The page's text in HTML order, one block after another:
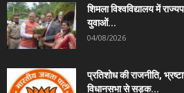
शिमला विश्वविद्यालय में
युवाओं...
04/08/2026
प्रतिशोध की राजनीति,
विधानसभा से सड़क...